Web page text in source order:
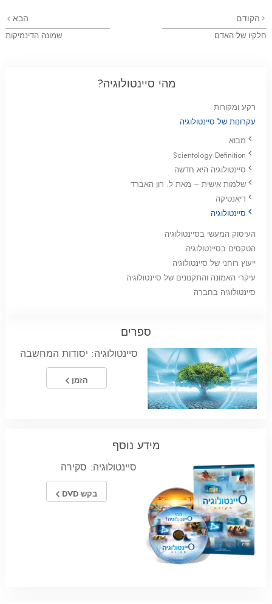
הקודם
חלקיו של האדם
הבא
שמונה הדינמיקות
מהי סיינטולוגיה?
רקע ומקורות
עקרונות של סיינטולוגיה
מבוא
Scientology Definition
סיינטולוגיה היא חדשה
שלמות אישית – מאת ל. רון האברד
דיאנטיקה
סיינטולוגיה
העיסוק המעשי בסיינטולוגיה
הטקסים בסיינטולוגיה
ייעוץ רוחני של סיינטולוגיה
עיקרי האמונה והתקנונים של סיינטולוגיה
סיינטולוגיה בחברה
ספרים
סיינטולוגיה: יסודות המחשבה
הזמן
מידע נוסף
סיינטולוגיה: סקירה
בקש DVD